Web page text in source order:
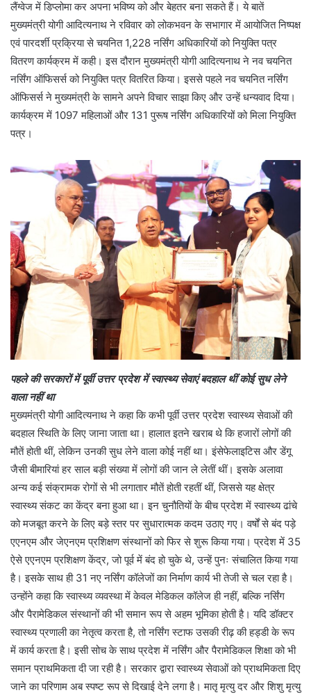
लैंग्वेज में डिप्लोमा कर अपना भविष्य को और बेहतर बना सकते हैं। ये बातें
मुख्यमंत्री योगी आदित्यनाथ ने रविवार को लोकभवन के सभागार में आयोजित निष्पक्ष
एवं पारदर्शी प्रक्रिया से चयनित 1,228 नर्सिंग अधिकारियों को नियुक्ति पत्र
वितरण कार्यक्रम में कही। इस दौरान मुख्यमंत्री योगी आदित्यनाथ ने नव चयनित
नर्सिंग ऑफिसर्स को नियुक्ति पत्र वितरित किया। इससे पहले नव चयनित नर्सिंग
ऑफिसर्स ने मुख्यमंत्री के सामने अपने विचार साझा किए और उन्हें धन्यवाद दिया।
कार्यक्रम में 1097 महिलाओं और 131 पुरूष नर्सिंग अधिकारियों को मिला नियुक्ति
पत्र।
पहले की सरकारों में पूर्वी उत्तर प्रदेश में स्वास्थ्य सेवाएं बदहाल थीं कोई सुध लेने
वाला नहीं था
मुख्यमंत्री योगी आदित्यनाथ ने कहा कि कभी पूर्वी उत्तर प्रदेश स्वास्थ्य सेवाओं की
बदहाल स्थिति के लिए जाना जाता था। हालात इतने खराब थे कि हजारों लोगों की
मौतें होती थीं, लेकिन उनकी सुध लेने वाला कोई नहीं था। इंसेफेलाइटिस और डेंगू
जैसी बीमारियां हर साल बड़ी संख्या में लोगों की जान ले लेतीं थीं। इसके अलावा
अन्य कई संक्रामक रोगों से भी लगातार मौतें होती रहतीं थीं, जिससे यह क्षेत्र
स्वास्थ्य संकट का केंद्र बना हुआ था। इन चुनौतियों के बीच प्रदेश में स्वास्थ्य ढांचे
को मजबूत करने के लिए बड़े स्तर पर सुधारात्मक कदम उठाए गए। वर्षों से बंद पड़े
एएनएम और जेएनएम प्रशिक्षण संस्थानों को फिर से शुरू किया गया। प्रदेश में 35
ऐसे एएनएम प्रशिक्षण केंद्र, जो पूर्व में बंद हो चुके थे, उन्हें पुनः संचालित किया गया
है। इसके साथ ही 31 नए नर्सिंग कॉलेजों का निर्माण कार्य भी तेजी से चल रहा है।
उन्होंने कहा कि स्वास्थ्य व्यवस्था में केवल मेडिकल कॉलेज ही नहीं, बल्कि नर्सिंग
और पैरामेडिकल संस्थानों की भी समान रूप से अहम भूमिका होती है। यदि डॉक्टर
स्वास्थ्य प्रणाली का नेतृत्व करता है, तो नर्सिंग स्टाफ उसकी रीढ़ की हड्डी के रूप
में कार्य करता है। इसी सोच के साथ प्रदेश में नर्सिंग और पैरामेडिकल शिक्षा को भी
समान प्राथमिकता दी जा रही है। सरकार द्वारा स्वास्थ्य सेवाओं को प्राथमिकता दिए
जाने का परिणाम अब स्पष्ट रूप से दिखाई देने लगा है। मातृ मृत्यु दर और शिशु मृत्यु